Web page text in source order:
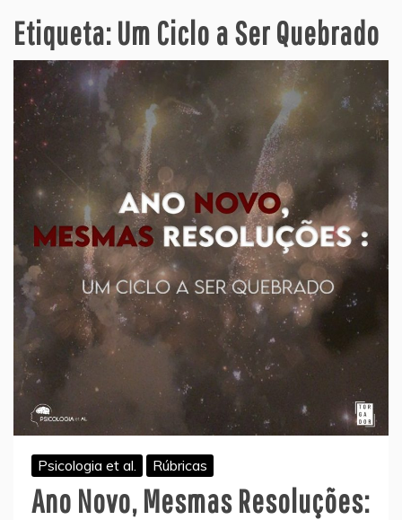
Etiqueta:Um Ciclo a Ser Quebrado
Psicologia et al. Rúbricas
Ano Novo, Mesmas Resoluções: